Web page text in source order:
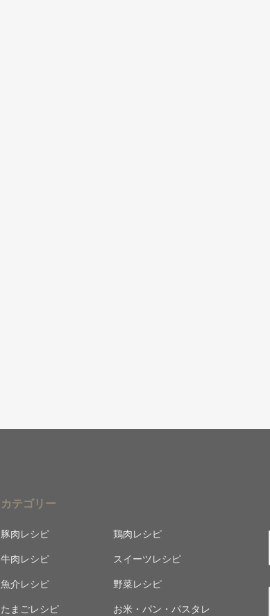
カテゴリー
豚肉レシピ 鶏肉レシピ
牛肉レシピ スイーツレシピ
魚介レシピ 野菜レシピ
たまごレシピ
お米・パン・パスタレ